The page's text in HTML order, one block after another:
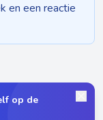
en een reactie
op de